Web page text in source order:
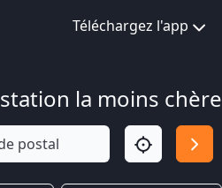
Téléchargez l'app
la moins chère